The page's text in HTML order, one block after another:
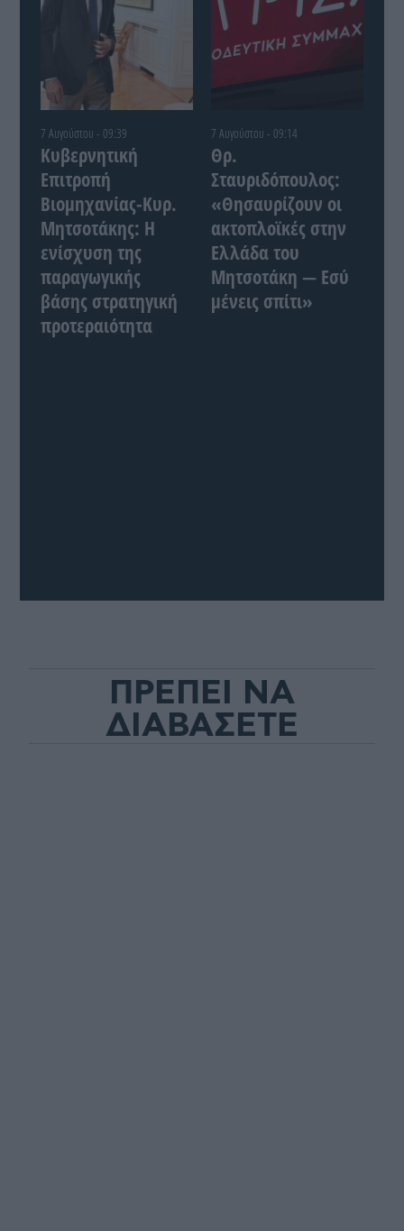
7 Αυγούστου - 09:39
Κυβερνητική
Επιτροπή
Βιομηχανίας-Κυρ.
Μητσοτάκης: Η
ενίσχυση της
παραγωγικής
βάσης στρατηγική
προτεραιότητα
7 Αυγούστου - 09:14
Θρ.
Σταυριδόπουλος:
«Θησαυρίζουν οι
ακτοπλοϊκές στην
Ελλάδα του
Μητσοτάκη — Εσύ
μένεις σπίτι»
ΠΡΕΠΕΙ ΝΑ
ΔΙΑΒΑΣΕΤΕ